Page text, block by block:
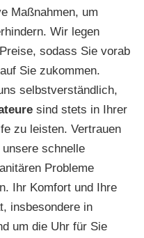
Maßnahmen, um
Wir legen
sodass Sie vorab
Sie zukommen.
selbstverständlich,
sind stets in Ihrer
zu leisten. Vertrauen
schnelle
Probleme
Ihr Komfort und Ihre
insbesondere in
um die Uhr für Sie